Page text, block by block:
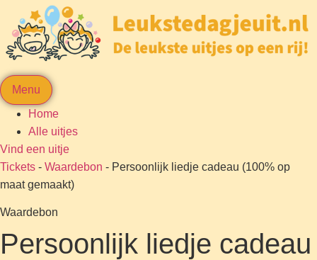
Menu
Home
Alle uitjes
Vind een uitje
Tickets - Waardebon - Persoonlijk liedje cadeau (100% op
maat gemaakt)
Waardebon
Persoonlijk liedje cadeau